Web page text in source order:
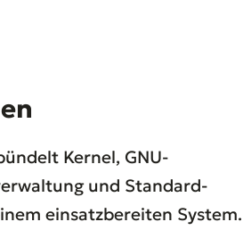
Kernel, GNU-
und Standard-
einsatzbereiten System.